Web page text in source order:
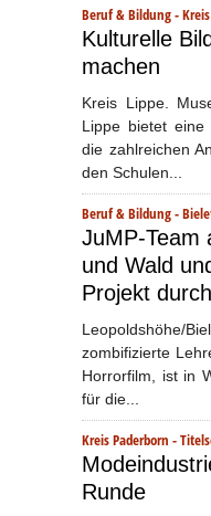
Beruf & Bildung-
Kulturelle
machen
Kreis Lippe.
Lippe bietet eine
die zahlreichen
den Schulen...
Beruf & Bildung-
JuMP-Team
und Wald
Projekt durch
Leopoldshöhe/
zombifizierte
Horrorfilm, ist in
für die...
Kreis Paderborn -
Runde